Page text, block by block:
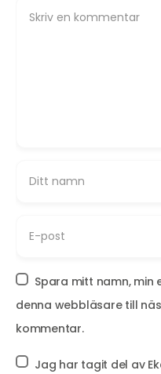
Spara mitt namn,
denna webbläsare till
kommentar.
Jag har tagit del av